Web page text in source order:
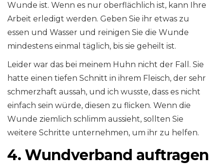
Wunde ist. Wenn es nur oberflächlich ist, kann Ihre
Arbeit erledigt werden. Geben Sie ihr etwas zu
essen und Wasser und reinigen Sie die Wunde
mindestens einmal täglich, bis sie geheilt ist.
Leider war das bei meinem Huhn nicht der Fall. Sie
hatte einen tiefen Schnitt in ihrem Fleisch, der sehr
schmerzhaft aussah, und ich wusste, dass es nicht
einfach sein würde, diesen zu flicken. Wenn die
Wunde ziemlich schlimm aussieht, sollten Sie
weitere Schritte unternehmen, um ihr zu helfen.
4. Wundverband auftragen